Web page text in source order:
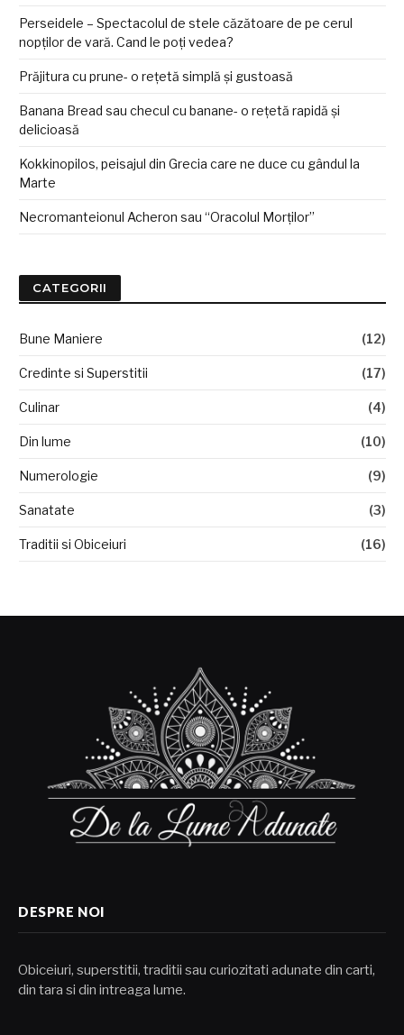
Perseidele – Spectacolul de stele căzătoare de pe cerul
nopților de vară. Cand le poți vedea?
Prăjitura cu prune- o rețetă simplă și gustoasă
Banana Bread sau checul cu banane- o rețetă rapidă și
delicioasă
Kokkinopilos, peisajul din Grecia care ne duce cu gândul la
Marte
Necromanteionul Acheron sau “Oracolul Morților”
CATEGORII
Bune Maniere (12)
Credinte si Superstitii (17)
Culinar (4)
Din lume (10)
Numerologie (9)
Sanatate (3)
Traditii si Obiceiuri (16)
DESPRE NOI
Obiceiuri, superstitii, traditii sau curiozitati adunate din carti,
din tara si din intreaga lume.